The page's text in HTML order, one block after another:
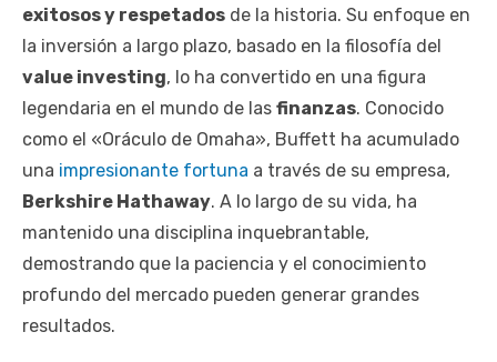
exitosos y respetados de la historia. Su enfoque en
la inversión a largo plazo, basado en la filosofía del
value investing, lo ha convertido en una figura
legendaria en el mundo de las finanzas. Conocido
como el «Oráculo de Omaha», Buffett ha acumulado
una impresionante fortuna a través de su empresa,
Berkshire Hathaway. A lo largo de su vida, ha
mantenido una disciplina inquebrantable,
demostrando que la paciencia y el conocimiento
profundo del mercado pueden generar grandes
resultados.